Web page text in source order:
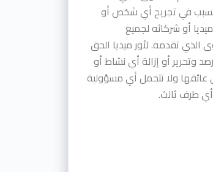
في تجريح أي شخص أو
أو شركائه لجميع
الذي تقدمه. لأور ميديا الحق
وتحرير أو إزالة أي نشاط أو
عائقها ولا تتحمل أي مسؤولية
طرف ثالث.